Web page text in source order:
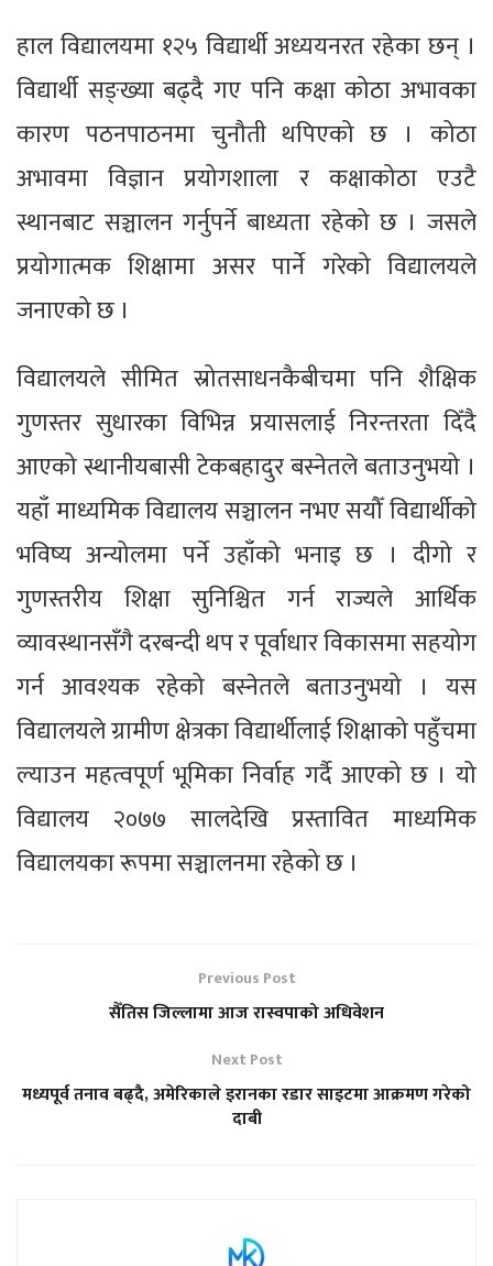
हाल विद्यालयमा १२५ विद्यार्थी अध्ययनरत रहेका छन् ।
विद्यार्थी सङ्ख्या बढ्दै गए पनि कक्षा कोठा अभावका
कारण पठनपाठनमा चुनौती थपिएको छ । कोठा
अभावमा विज्ञान प्रयोगशाला र कक्षाकोठा एउटै
स्थानबाट सञ्चालन गर्नुपर्ने बाध्यता रहेको छ । जसले
प्रयोगात्मक शिक्षामा असर पार्ने गरेको विद्यालयले
जनाएको छ ।
विद्यालयले सीमित स्रोतसाधनकैबीचमा पनि शैक्षिक
गुणस्तर सुधारका विभिन्न प्रयासलाई निरन्तरता दिँदै
आएको स्थानीयबासी टेकबहादुर बस्नेतले बताउनुभयो ।
यहाँ माध्यमिक विद्यालय सञ्चालन नभए सयौँ विद्यार्थीको
भविष्य अन्योलमा पर्ने उहाँको भनाइ छ । दीगो र
गुणस्तरीय शिक्षा सुनिश्चित गर्न राज्यले आर्थिक
व्यावस्थानसँगै दरबन्दी थप र पूर्वाधार विकासमा सहयोग
गर्न आवश्यक रहेको बस्नेतले बताउनुभयो । यस
विद्यालयले ग्रामीण क्षेत्रका विद्यार्थीलाई शिक्षाको पहुँचमा
ल्याउन महत्वपूर्ण भूमिका निर्वाह गर्दै आएको छ । यो
विद्यालय २०७७ सालदेखि प्रस्तावित माध्यमिक
विद्यालयका रूपमा सञ्चालनमा रहेको छ ।
Previous Post
सैँतिस जिल्लामा आज रास्वपाको अधिवेशन
Next Post
मध्यपूर्व तनाव बढ्दै, अमेरिकाले इरानका रडार साइटमा आक्रमण गरेको
दाबी